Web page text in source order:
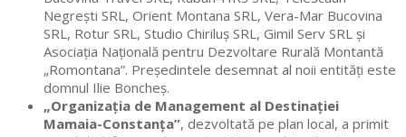
Negrești SRL, Orient Montana SRL, Vera-Mar Bucovina
SRL, Rotur SRL, Studio Chiriluș SRL, Gimil Serv SRL și
Asociația Națională pentru Dezvoltare Rurală Montantă
„Romontana”. Președintele desemnat al noii entități este
domnul Ilie Boncheș.
„Organizația de Management al Destinației
Mamaia-Constanța”, dezvoltată pe plan local, a primit